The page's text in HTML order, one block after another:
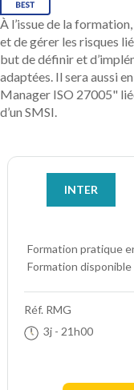
À l’issue de la
et de gérer les risques
but de définir et
adaptées. Il sera aussi
Manager ISO 27005"
d’un SMSI.
INTER
Formation pratique
Formation disponible
Réf. RMG
3j - 21h00